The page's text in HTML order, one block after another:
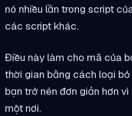
nó nhiều lần trong script
các script khác.
Điều này làm cho mã của
thời gian bằng cách loại
bạn trở nên đơn giản hơn
một nơi.